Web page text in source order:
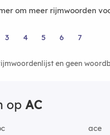
om meer rijmwoorden
3 4 5 6 7
en geen
op AC
ace